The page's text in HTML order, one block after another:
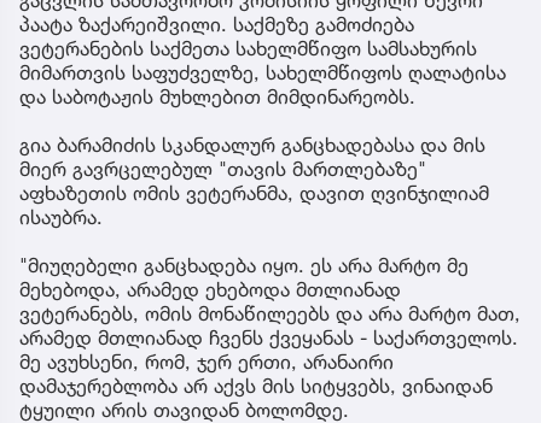
პაატა ზაქარეიშვილი. საქმეზე გამოძიება
ვეტერანების საქმეთა სახელმწიფო სამსახურის
მიმართვის საფუძველზე, სახელმწიფოს ღალატისა
და საბოტაჟის მუხლებით მიმდინარეობს.
გია ბარამიძის სკანდალურ განცხადებასა და მის
მიერ გავრცელებულ "თავის მართლებაზე"
აფხაზეთის ომის ვეტერანმა, დავით ღვინჯილიამ
ისაუბრა.
"მიუღებელი განცხადება იყო. ეს არა მარტო მე
მეხებოდა, არამედ ეხებოდა მთლიანად
ვეტერანებს, ომის მონაწილეებს და არა მარტო მათ,
არამედ მთლიანად ჩვენს ქვეყანას - საქართველოს.
მე ავუხსენი, რომ, ჯერ ერთი, არანაირი
დამაჯერებლობა არ აქვს მის სიტყვებს, ვინაიდან
ტყუილი არის თავიდან ბოლომდე.